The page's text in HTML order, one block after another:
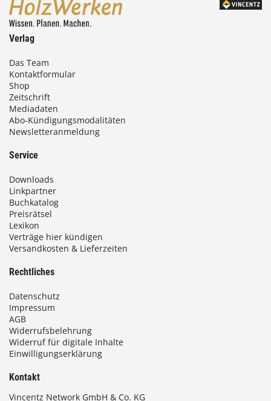
Verlag
Das Team
Kontaktformular
Shop
Zeitschrift
Mediadaten
Abo-Kündigungsmodalitäten
Newsletteranmeldung
Service
Downloads
Linkpartner
Buchkatalog
Preisrätsel
Lexikon
Verträge hier kündigen
Versandkosten & Lieferzeiten
Rechtliches
Datenschutz
Impressum
AGB
Widerrufsbelehrung
Widerruf für digitale Inhalte
Einwilligungserklärung
Kontakt
Vincentz Network GmbH & Co. KG